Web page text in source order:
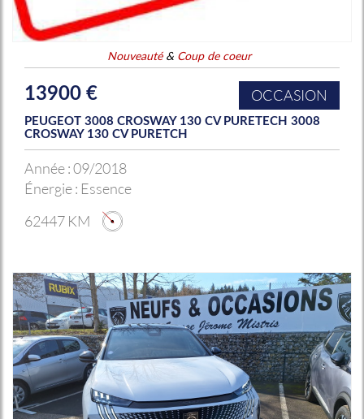
Nouveauté& Coup de coeur
13900 € OCCASION
PEUGEOT 3008 CROSWAY 130 CV PURETECH 3008
CROSWAY 130 CV PURETCH
Année :09/2018
Énergie : Essence
62447 KM